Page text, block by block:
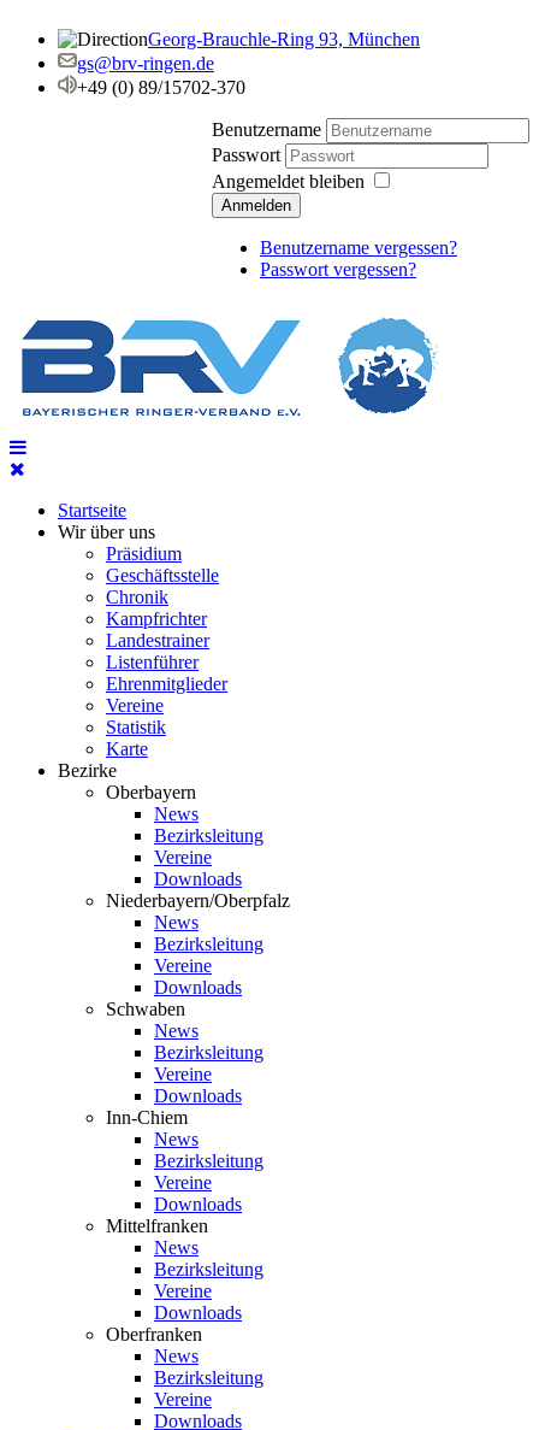
Georg-Brauchle-Ring 93, München
gs@brv-ringen.de
+49 (0) 89/15702-370
Benutzername
Passwort
Angemeldet bleiben
Anmelden
Benutzername vergessen?
Passwort vergessen?
Startseite
Wir über uns
Präsidium
Geschäftsstelle
Chronik
Kampfrichter
Landestrainer
Listenführer
Ehrenmitglieder
Vereine
Statistik
Karte
Bezirke
Oberbayern
News
Bezirksleitung
Vereine
Downloads
Niederbayern/Oberpfalz
News
Bezirksleitung
Vereine
Downloads
Schwaben
News
Bezirksleitung
Vereine
Downloads
Inn-Chiem
News
Bezirksleitung
Vereine
Downloads
Mittelfranken
News
Bezirksleitung
Vereine
Downloads
Oberfranken
News
Bezirksleitung
Vereine
Downloads